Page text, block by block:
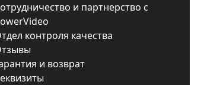
и партнерство с
контроля качества
и возврат